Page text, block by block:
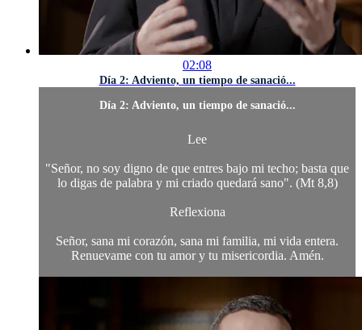
02:08
Día 2: Adviento, un tiempo de sanació...
Día 2: Adviento, un tiempo de sanació...
Lee
"Señor, no soy digno de que entres bajo mi techo; basta que
lo digas de palabra y mi criado quedará sano". (Mt 8,8)
Reflexiona
Señor, sana mi corazón, sana mi familia, mi vida entera.
Renuevame con tu amor y tu misericordia. Amén.